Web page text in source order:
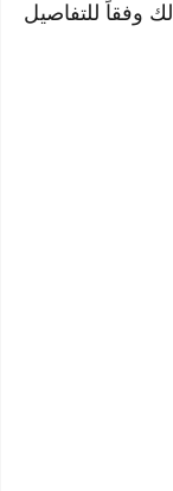
وفقاً للتفاصيل